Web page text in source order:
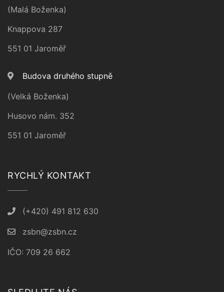
(Malá Boženka)
Knappova 287
551 01 Jaroměř
Budova druhého stupně
(Velká Boženka)
Husovo nám. 352
551 01 Jaroměř
RYCHLÝ KONTAKT
(+420) 491 812 630
zsbn@zsbn.cz
IČO: 709 26 662